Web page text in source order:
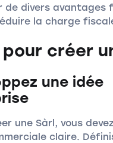
de divers avantages
la charge
créer
une idée
une Sàrl, vous
claire.